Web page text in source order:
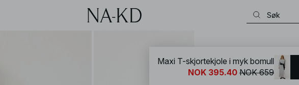
Maxi T-
Maxi T-skjortekjole i myk bomull
NOK 395.40 NOK 659